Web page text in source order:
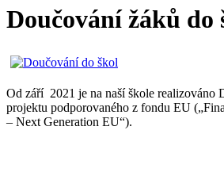
Doučování žáků do
Od září 2021 je na naší škole realizováno
projektu podporovaného z fondu EU
– Next Generation EU“).